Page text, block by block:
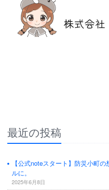
最近の投稿
【公式noteスタート】防災小町
ルに。
2025年6月8日